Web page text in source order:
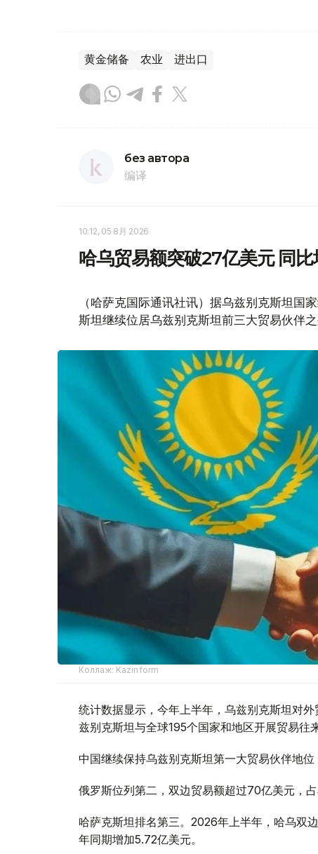
黄金储备 农业 进出口
без автора
编译
10:12, 05 8月 2026
哈乌贸易额突破27亿美元 同
（哈萨克国际通讯社讯）据乌兹别克斯坦国
斯坦继续位居乌兹别克斯坦前三大贸易伙伴
Коллаж: Kazinform
统计数据显示，今年上半年，乌兹别克斯坦对
兹别克斯坦与全球195个国家和地区开展贸易往来
中国继续保持乌兹别克斯坦第一大贸易伙伴地
俄罗斯位列第二，双边贸易额超过70亿美元，占
哈萨克斯坦排名第三。2026年上半年，哈乌双
年同期增加5.72亿美元。